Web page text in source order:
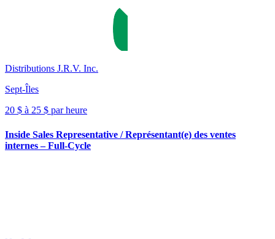
Distributions J.R.V. Inc.
Sept-Îles
20 $ à 25 $ par heure
Inside Sales Representative / Représentant(e) des ventes
internes – Full-Cycle